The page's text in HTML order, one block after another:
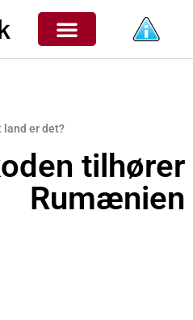
er det?
tilhører
Rumænien